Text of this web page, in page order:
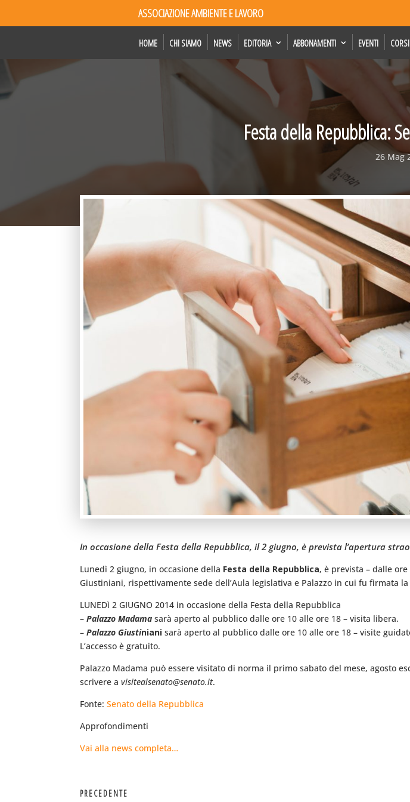
ASSOCIAZIONE AMBIENTE E LAVORO
HOME CHI SIAMO NEWS EDITORIA ABBONAMENTI EVENTI
Festa della Repubblica:
26 Mag
In occasione della Festa della Repubblica, il 2 giugno, è prevista l’apertura
Lunedì 2 giugno, in occasione della Festa della Repubblica, è prevista – dalle
Giustiniani, rispettivamente sede dell’Aula legislativa e Palazzo in cui fu firmata
LUNEDì 2 GIUGNO 2014 in occasione della Festa della Repubblica
–Palazzo Madama sarà aperto al pubblico dalle ore 10 alle ore 18 – visita libera.
–Palazzo Giustiniani sarà aperto al pubblico dalle ore 10 alle ore 18 – visite
L’accesso è gratuito.
Palazzo Madama può essere visitato di norma il primo sabato del mese, agosto
scrivere avisitealsenato@senato.it.
Fonte:Senato della Repubblica
Approfondimenti
Vai alla news completa…
PRECEDENTE